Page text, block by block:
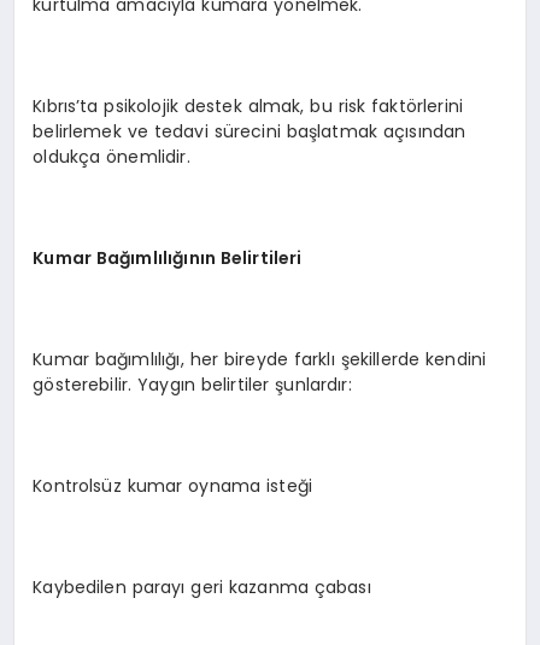
kurtulma amacıyla kumara yönelmek.
Kıbrıs’ta psikolojik destek almak, bu risk faktörlerini
belirlemek ve tedavi sürecini başlatmak açısından
oldukça önemlidir.
Kumar Bağımlılığının Belirtileri
Kumar bağımlılığı, her bireyde farklı şekillerde kendini
gösterebilir. Yaygın belirtiler şunlardır:
Kontrolsüz kumar oynama isteği
Kaybedilen parayı geri kazanma çabası